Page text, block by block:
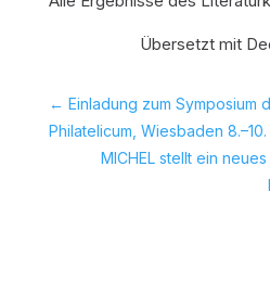
Übersetzt mit
← Einladung zum Symposium
Philatelicum, Wiesbaden
MICHEL stellt ein